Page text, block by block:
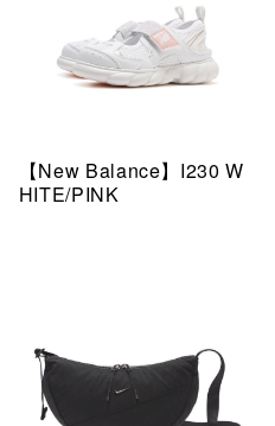
【New Balance】I230 W
HITE/PINK